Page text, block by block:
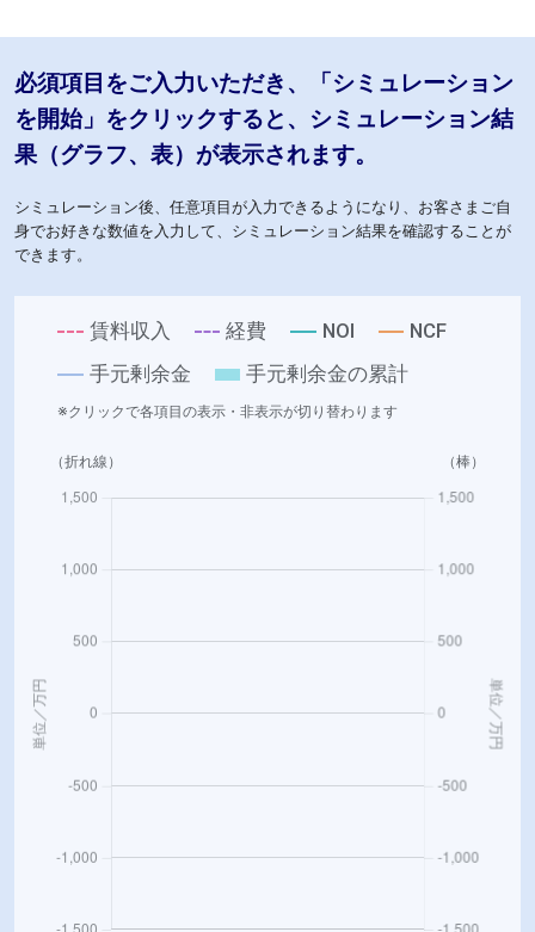
必須項目をご入力いただき、「シミュレーション
を開始」をクリックすると、シミュレーション結
果（グラフ、表）が表示されます。
シミュレーション後、任意項目が入力できるようになり、お客さまご自
身でお好きな数値を入力して、シミュレーション結果を確認することが
できます。
賃料収入 経費 NOI
NCF
手元剰余金
手元剰余金の累計
※クリックで各項目の表示・非表示が切り替わります
（折れ線） （棒）